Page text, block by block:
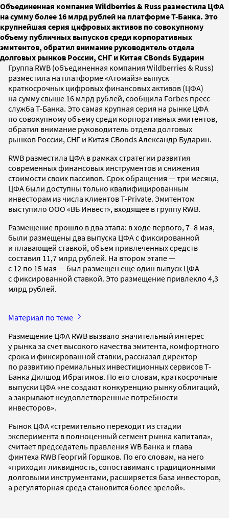
Объединенная компания Wildberries & Russ разместила ЦФА
на сумму более 16 млрд рублей на платформе Т-Банка. Это
крупнейшая серия цифровых активов по совокупному
объему публичных выпусков среди корпоративных
эмитентов, обратил внимание руководитель отдела
долговых рынков России, СНГ и Китая CBonds Бударин
Группа RWB (объединенная компания Wildberries & Russ)
разместила на платформе «Атомайз» выпуск
краткосрочных цифровых финансовых активов (ЦФА)
на сумму свыше 16 млрд рублей, сообщила Forbes пресс-
служба Т-Банка. Это самая крупная серия на рынке ЦФА
по совокупному объему среди корпоративных эмитентов,
обратил внимание руководитель отдела долговых
рынков России, СНГ и Китая CBonds Александр Бударин.
RWB разместила ЦФА в рамках стратегии развития
современных финансовых инструментов и снижения
стоимости своих пассивов. Срок обращения — три месяца,
ЦФА были доступны только квалифицированным
инвесторам из числа клиентов T-Private. Эмитентом
выступило ООО «ВБ Инвест», входящее в группу RWB.
Размещение прошло в два этапа: в ходе первого, 7–8 мая,
были размещены два выпуска ЦФА с фиксированной
и плавающей ставкой, объем привлеченных средств
составил 11,7 млрд рублей. На втором этапе —
с 12 по 15 мая — был размещен еще один выпуск ЦФА
с фиксированной ставкой. Это размещение привлекло 4,3
млрд рублей.
Материал по теме
Размещение ЦФА RWB вызвало значительный интерес
у рынка за счет высокого качества эмитента, комфортного
срока и фиксированной ставки, рассказал директор
по развитию премиальных инвестиционных сервисов Т-
Банка Дилшод Ибрагимов. По его словам, краткосрочные
выпуски ЦФА «не создают конкуренцию рынку облигаций,
а закрывают неудовлетворенные потребности
инвесторов».
Рынок ЦФА «стремительно переходит из стадии
эксперимента в полноценный сегмент рынка капитала»,
считает председатель правления WB Банка и глава
финтеха RWB Георгий Горшков. По его словам, на него
«приходит ликвидность, сопоставимая с традиционными
долговыми инструментами, расширяется база инвесторов,
а регуляторная среда становится более зрелой».